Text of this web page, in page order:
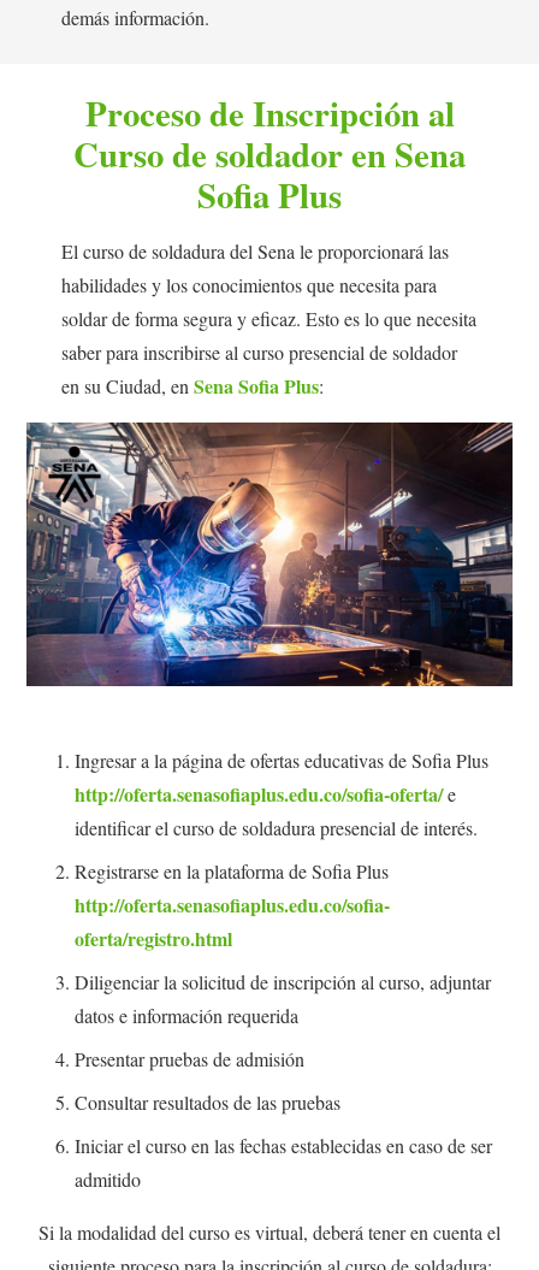
demás información.
Proceso de Inscripción al
Curso de soldador en Sena
Sofia Plus
El curso de soldadura del Sena le proporcionará las
habilidades y los conocimientos que necesita para
soldar de forma segura y eficaz. Esto es lo que necesita
saber para inscribirse al curso presencial de soldador
en su Ciudad, enSena Sofia Plus:
Ingresar a la página de ofertas educativas de Sofia Plus
http://oferta.senasofiaplus.edu.co/sofia-oferta/e
identificar el curso de soldadura presencial de interés.
Registrarse en la plataforma de Sofia Plus
http://oferta.senasofiaplus.edu.co/sofia-
oferta/registro.html
Diligenciar la solicitud de inscripción al curso, adjuntar
datos e información requerida
Presentar pruebas de admisión
Consultar resultados de las pruebas
Iniciar el curso en las fechas establecidas en caso de ser
admitido
Si la modalidad del curso es virtual, deberá tener en cuenta el